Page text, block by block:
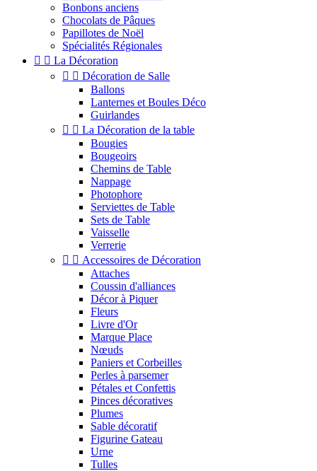
Bonbons anciens
Chocolats de Pâques
Papillotes de Noël
Spécialités Régionales
  La Décoration
  Décoration de Salle
Ballons
Lanternes et Boules Déco
Guirlandes
  La Décoration de la table
Bougies
Bougeoirs
Chemins de Table
Nappage
Photophore
Serviettes de Table
Sets de Table
Vaisselle
Verrerie
  Accessoires de Décoration
Attaches
Coussin d'alliances
Décor à Piquer
Fleurs
Livre d'Or
Marque Place
Nœuds
Paniers et Corbeilles
Perles à parsemer
Pétales et Confettis
Pinces décoratives
Plumes
Sable décoratif
Figurine Gateau
Urne
Tulles